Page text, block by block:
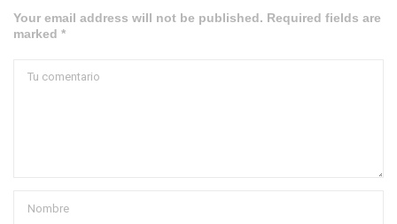
Your email address will not be published. Required fields are
marked *